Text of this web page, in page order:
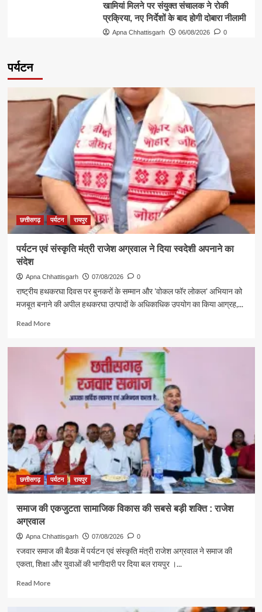
खामियां मिलने पर संयुक्त संचालक ने रोकी
प्रक्रिया, नए निर्देशों के बाद होगी दोबारा नीलामी
Apna Chhattisgarh 06/08/2026 0
पर्यटन
छत्तीसगढ़ पर्यटन रायपुर
पर्यटन एवं संस्कृति मंत्री राजेश अग्रवाल ने दिया स्वदेशी अपनाने का
संदेश
Apna Chhattisgarh 07/08/2026 0
राष्ट्रीय हथकरघा दिवस पर बुनकरों के सम्मान और 'वोकल फॉर लोकल' अभियान को
मजबूत बनाने की अपील हथकरघा उत्पादों के अधिकाधिक उपयोग का किया आग्रह,...
Read MoreRead
पर्यटन
संस्कृति
राजेश
अग्रवाल
दिया
स्वदेशी
अपनाने
का
संदेश
छत्तीसगढ़ पर्यटन रायपुर
समाज की एकजुटता सामाजिक विकास की सबसे बड़ी शक्ति : राजेश
अग्रवाल
Apna Chhattisgarh 07/08/2026 0
रजवार समाज की बैठक में पर्यटन एवं संस्कृति मंत्री राजेश अग्रवाल ने समाज की
एकता, शिक्षा और युवाओं की भागीदारी पर दिया बल रायपुर ।...
Read MoreRead